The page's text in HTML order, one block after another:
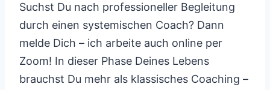
Suchst Du nach professioneller Begleitung
durch einen systemischen Coach? Dann
melde Dich – ich arbeite auch online per
Zoom! In dieser Phase Deines Lebens
brauchst Du mehr als klassisches Coaching –